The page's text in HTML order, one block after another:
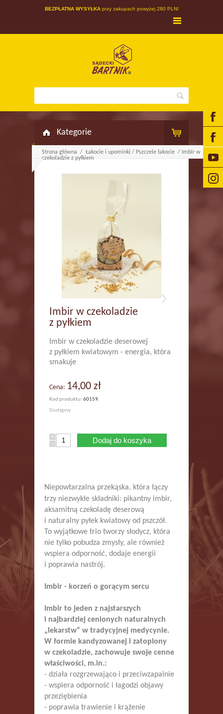
BEZPŁATNA WYSYŁKAprzy zakupach powyżej 280 PLN!
Kategorie
Strona główna / Łakocie i upominki / Pszczele łakocie /
Imbir w
czekoladzie z pyłkiem
Imbir w czekoladzie
z pyłkiem
Imbir w czekoladzie deserowej
z pyłkiem kwiatowym - energia, która
smakuje
Cena: 14,00 zł
Kod produktu: 60159,
Dostępny
+
-
Dodaj do koszyka
Niepowtarzalna przekąska, która łączy
trzy niezwykłe składniki: pikantny imbir,
aksamitną czekoladę deserową
i naturalny pyłek kwiatowy od pszczół.
To wyjątkowe trio tworzy słodycz, która
nie tylko pobudza zmysły, ale również
wspiera odporność, dodaje energii
i poprawia nastrój.
Imbir - korzeń o gorącym sercu
Imbir to jeden z najstarszych
i najbardziej cenionych naturalnych
„lekarstw” w tradycyjnej medycynie.
W formie kandyzowanej i zatopiony
w czekoladzie, zachowuje swoje cenne
właściwości, m.in.:
- działa rozgrzewająco i przeciwzapalnie
- wspiera odporność i łagodzi objawy
przeziębienia
- poprawia trawienie i krążenie